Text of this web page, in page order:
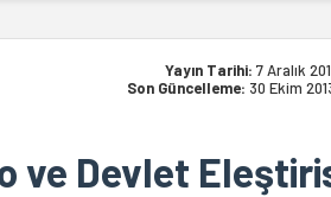
Yayın Tarihi: 7 Aralık
Son Güncelleme: 30 Ekim
ve Devlet